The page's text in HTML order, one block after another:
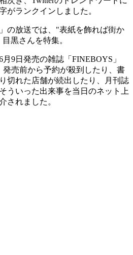
がランクインしました。
の放送では、"表紙を飾れば街か
黒さんを特集。
9日発売の雑誌「FINEBOYS」
発売前から予約が殺到したり、書
切れた店舗が続出したり、月刊誌
ういった出来事を当日のネット上
されました。